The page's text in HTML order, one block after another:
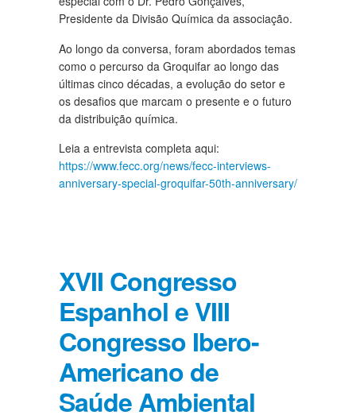
Presidente da Divisão Química da associação.
Ao longo da conversa, foram abordados temas
como o percurso da Groquifar ao longo das
últimas cinco décadas, a evolução do setor e
os desafios que marcam o presente e o futuro
da distribuição química.
Leia a entrevista completa aqui:
https://www.fecc.org/news/fecc-interviews-
anniversary-special-groquifar-50th-anniversary/
XVII Congresso
Espanhol e VIII
Congresso Ibero-
Americano de
Saúde Ambiental